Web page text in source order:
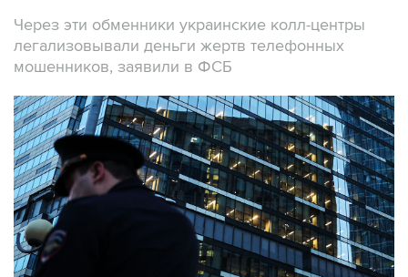
Через эти обменники украинские колл-центры
легализовывали деньги жертв телефонных
мошенников, заявили в ФСБ